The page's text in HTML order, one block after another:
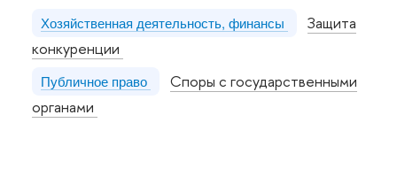
Хозяйственная деятельность, финансы
Защита
конкуренции
Публичное право
Споры с государственными
органами